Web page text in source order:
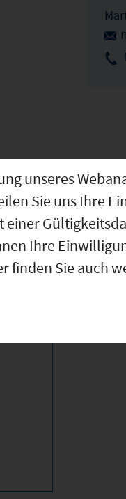
unseres
Sie uns Ihre
einer
Ihre
finden Sie auch